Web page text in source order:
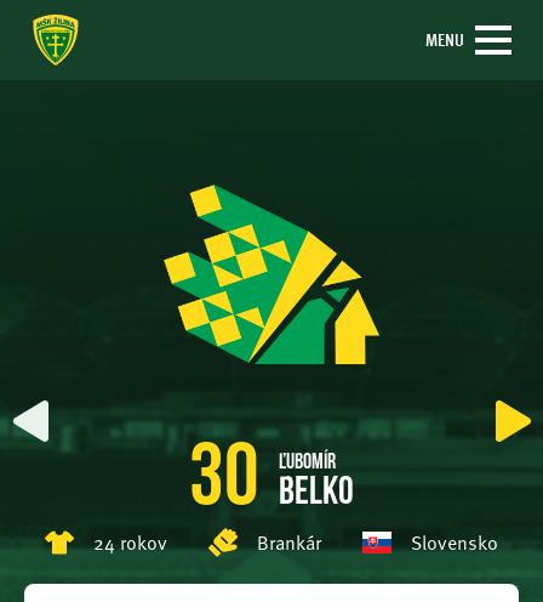
MENU
30 Ľubomír
Belko
24 rokov Brankár Slovensko